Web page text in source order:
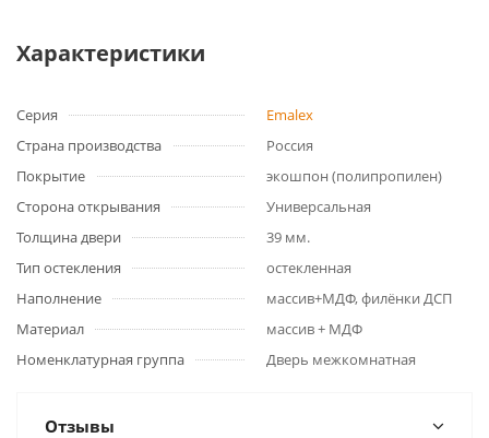
Характеристики
Серия
Emalex
Страна производства
Россия
Покрытие
экошпон (полипропилен)
Сторона открывания
Универсальная
Толщина двери
39 мм.
Тип остекления
остекленная
Наполнение
массив+МДФ, филёнки ДСП
Материал
массив + МДФ
Номенклатурная группа
Дверь межкомнатная
Отзывы